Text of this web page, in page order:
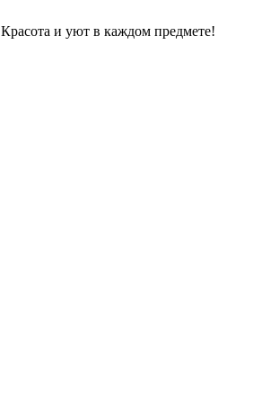
Красота и уют в каждом предмете!